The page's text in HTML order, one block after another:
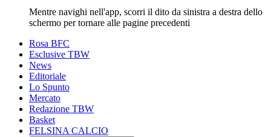
Mentre navighi nell'app, scorri il dito da sinistra a destra dello
schermo per tornare alle pagine precedenti
Rosa BFC
Esclusive TBW
News
Editoriale
Lo Spunto
Mercato
Redazione TBW
Basket
FELSINA CALCIO